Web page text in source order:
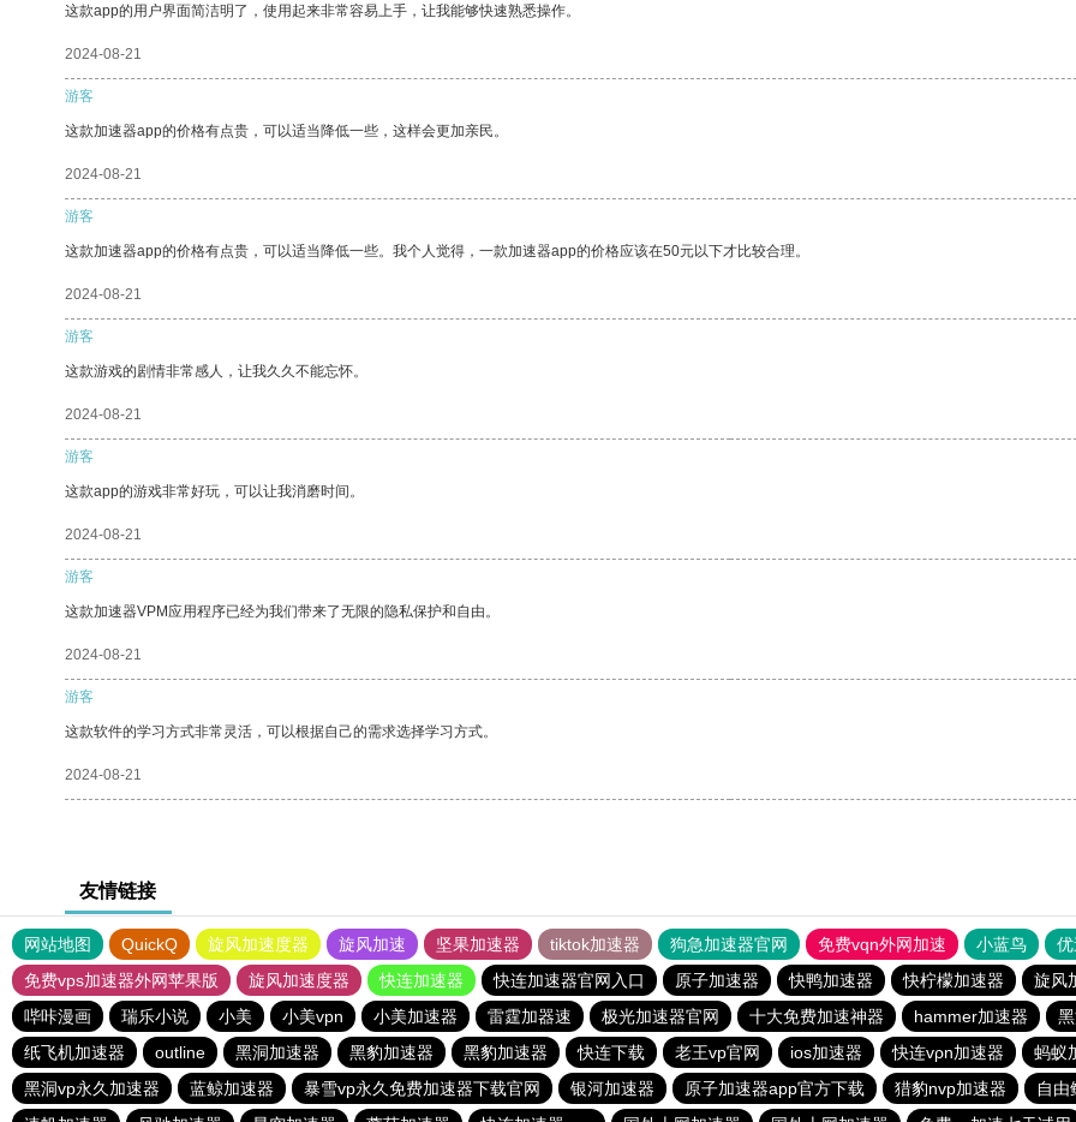
这款app的用户界面简洁明了，使用起来非常容易上手，让我能够快速熟悉操作。
2024-08-21
游客
这款加速器app的价格有点贵，可以适当降低一些，这样会更加亲民。
2024-08-21
游客
这款加速器app的价格有点贵，可以适当降低一些。我个人觉得，一款加速器app的价格应该在50元以下才比较合理。
2024-08-21
游客
这款游戏的剧情非常感人，让我久久不能忘怀。
2024-08-21
游客
这款app的游戏非常好玩，可以让我消磨时间。
2024-08-21
游客
这款加速器VPM应用程序已经为我们带来了无限的隐私保护和自由。
2024-08-21
游客
这款软件的学习方式非常灵活，可以根据自己的需求选择学习方式。
2024-08-21
友情链接
网站地图 QuickQ 旋风加速度器 旋风加速 坚果加速器 tiktok加速器 狗急加速器官网 免费vqn外网加速 小蓝鸟
免费vps加速器外网苹果版
旋风加速度器 快连加速器 快连加速器官网入口 原子加速器 快鸭加速器 快柠檬加速器
旋风
哔咔漫画
瑞乐小说 小美 小美vpn 小美加速器 雷霆加器速 极光加速器官网 十大免费加速神器 hammer加速器
纸飞机加速器
outline 黑洞加速器 黑豹加速器 黑豹加速器 快连下载 老王vp官网 ios加速器 快连vρn加速器
蚂蚁
黑洞vp永久加速器
蓝鲸加速器 暴雪vp永久免费加速器下载官网 银河加速器 原子加速器app官方下载 猎豹nvp加速器
自由